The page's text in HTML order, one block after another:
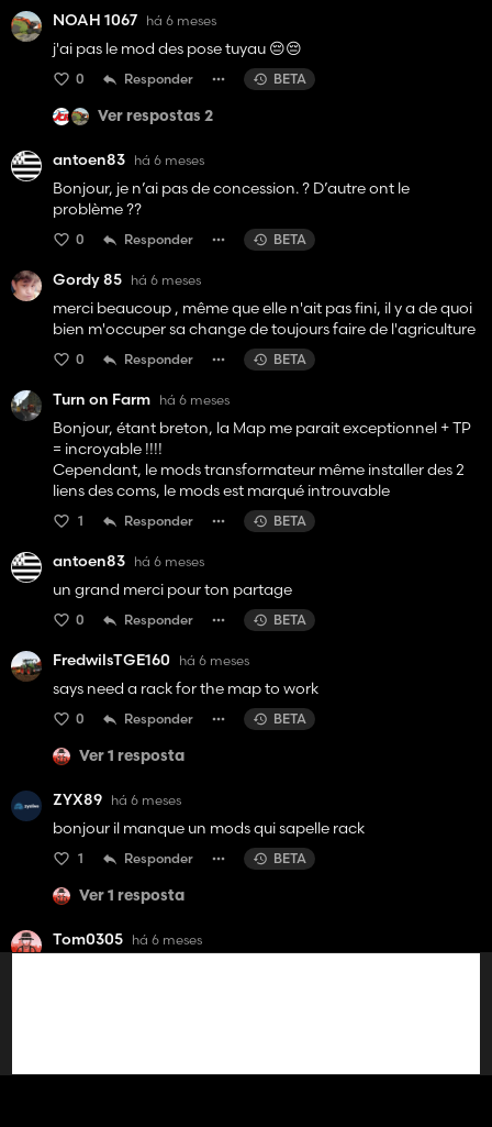
NOAH 1067 há 6 meses
j'ai pas le mod des pose tuyau 😔😔
0 Responder BETA
Ver respostas 2
antoen83 há 6 meses
Bonjour, je n’ai pas de concession. ? D’autre ont le
problème ??
0 Responder BETA
Gordy 85 há 6 meses
merci beaucoup , même que elle n'ait pas fini, il y a de quoi
bien m'occuper sa change de toujours faire de l'agriculture
0 Responder BETA
Turn on Farm há 6 meses
Bonjour, étant breton, la Map me parait exceptionnel + TP
= incroyable !!!!
Cependant, le mods transformateur même installer des 2
liens des coms, le mods est marqué introuvable
1 Responder BETA
antoen83 há 6 meses
un grand merci pour ton partage
0 Responder BETA
FredwilsTGE160 há 6 meses
says need a rack for the map to work
0 Responder BETA
Ver 1 resposta
ZYX89 há 6 meses
bonjour il manque un mods qui sapelle rack
1 Responder BETA
Ver 1 resposta
Tom0305 há 6 meses